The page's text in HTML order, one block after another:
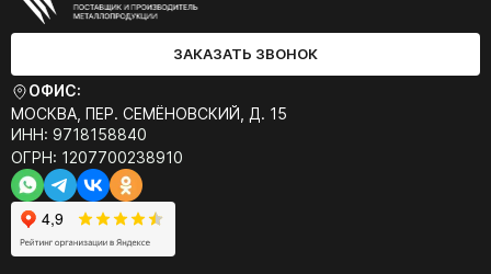
ЗАКАЗАТЬ ЗВОНОК
ОФИС:
МОСКВА, ПЕР. СЕМЁНОВСКИЙ, Д. 15
ИНН: 9718158840
ОГРН: 1207700238910